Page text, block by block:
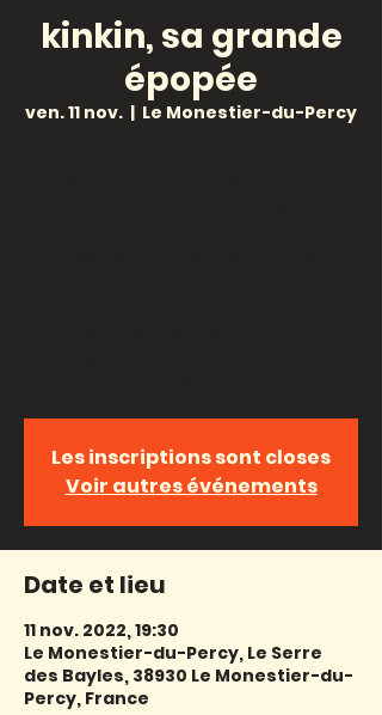
kinkin, sa grande
épopée
ven. 11 nov.
  |
Le Monestier-du-Percy
Les inscriptions sont closes
Voir autres événements
Date et lieu
11 nov. 2022, 19:30
Le Monestier-du-Percy, Le Serre
des Bayles, 38930 Le Monestier-du-
Percy, France